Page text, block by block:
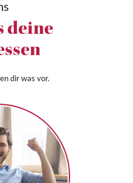
deine
dir was vor.